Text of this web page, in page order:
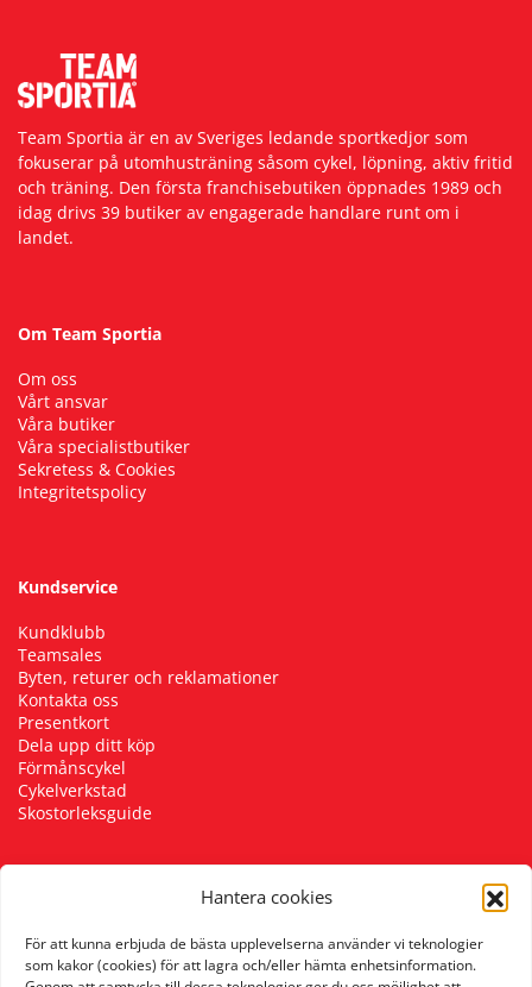
Hantera cookies
För att kunna erbjuda de bästa upplevelserna använder vi teknologier
som kakor (cookies) för att lagra och/eller hämta enhetsinformation.
Team Sportia är en av Sveriges ledande sportkedjor som
fokuserar på utomhusträning såsom cykel, löpning, aktiv fritid
och träning. Den första franchisebutiken öppnades 1989 och
idag drivs 39 butiker av engagerade handlare runt om i
landet.
Om Team Sportia
Om oss
Vårt ansvar
Våra butiker
Våra specialistbutiker
Sekretess & Cookies
Integritetspolicy
Kundservice
Kundklubb
Teamsales
Byten, returer och reklamationer
Kontakta oss
Presentkort
Dela upp ditt köp
Förmånscykel
Cykelverkstad
Skostorleksguide